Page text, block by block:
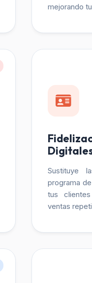
mejorando
Sustituye
programa
tus
ventas